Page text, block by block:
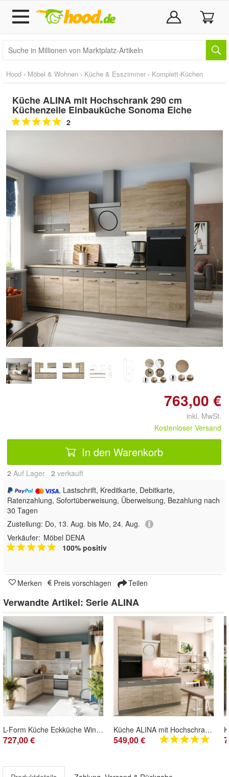
Hood › Möbel & Wohnen › Küche & Esszimmer › Komplett-Küchen
Küche ALINA mit Hochschrank 290 cm
Küchenzeile Einbauküche Sonoma Eiche
2
Doppelt antippen zum
vergrößern
763,00 €
inkl. MwSt.
Kostenloser Versand
In den Warenkorb
2 Auf Lager 2 verkauft
, Lastschrift, Kreditkarte, Debitkarte,
Ratenzahlung, Sofortüberweisung, Überweisung, Bezahlung nach
30 Tagen
Zustellung: Do, 13. Aug. bis Mo, 24. Aug.
Verkäufer: Möbel DENA
100% positiv
Merken Preis vorschlagen Teilen
Verwandte Artikel: Serie ALINA
L-Form Küche Eckküche Winkelküche Einbauküche ALINA Sonoma Eiche 180 x 210 cm
727,00 €
Küche ALINA mit Hochschrank 180 cm Küchenzeile Einbauküche Sonoma Eiche
549,00 €